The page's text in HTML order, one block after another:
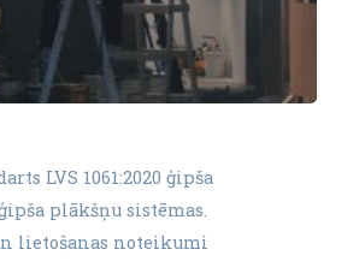
LVS 1061:2020 ģipša
plākšņu sistēmas.
lietošanas noteikumi